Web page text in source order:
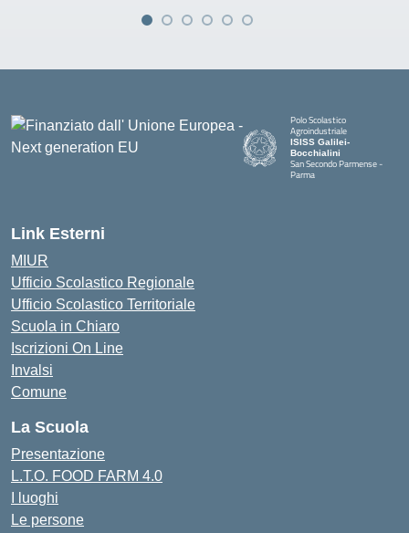
Polo Scolastico
Agroindustriale
ISISS Galilei-
Bocchialini
San Secondo Parmense -
Parma
Link Esterni
MIUR
Ufficio Scolastico Regionale
Ufficio Scolastico Territoriale
Scuola in Chiaro
Iscrizioni On Line
Invalsi
Comune
La Scuola
Presentazione
L.T.O. FOOD FARM 4.0
I luoghi
Le persone